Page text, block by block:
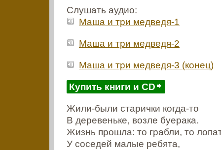
Слушать аудио:
Маша и три медведя-1
Маша и три медведя-2
Маша и три медведя-3 (конец)
Купить книги и CD
Жили-были старички когда-то
В деревеньке, возле буерака.
Жизнь прошла: то грабли, то
У соседей малые ребята,